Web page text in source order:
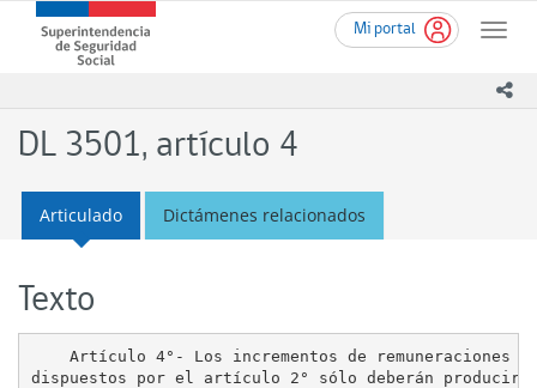
contenido
Mi portal
Toggle
Superintendencia
de
(SUSESO)
-
de
Chile
DL 3501, artículo 4
Articulado Dictámenes relacionados
Texto
    Artículo 4°- Los incrementos de remuneraciones
dispuestos por el artículo 2° sólo deberán producir